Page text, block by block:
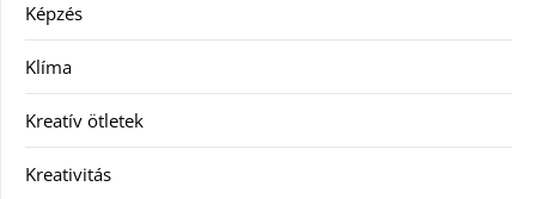
Képzés
Klíma
Kreatív ötletek
Kreativitás